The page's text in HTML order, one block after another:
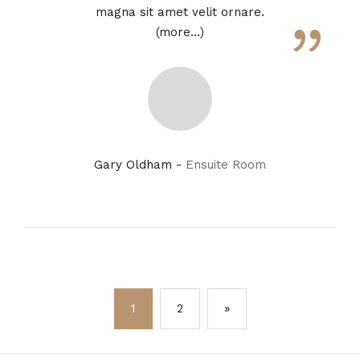
magna sit amet velit ornare.
(more…)
”
Gary Oldham - Ensuite Room
1 2 »